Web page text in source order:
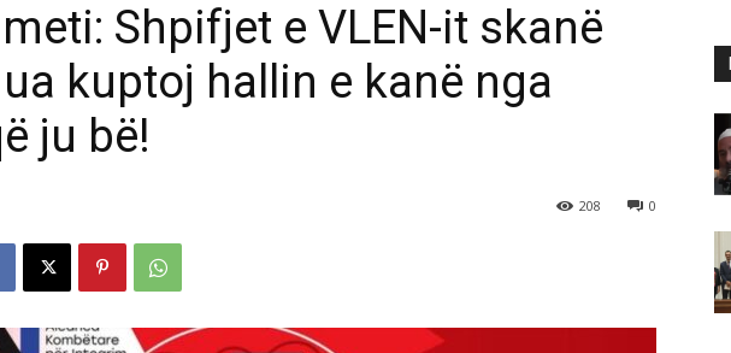
Shpifjet e VLEN-it skanë
kuptoj hallin e kanë nga
ju bë!
0
208